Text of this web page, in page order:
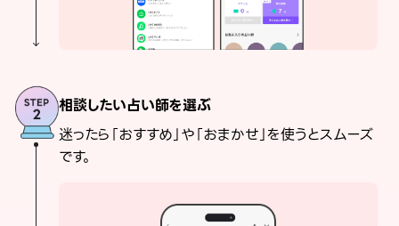
相談したい占い師を選ぶ
迷ったら「おすすめ」や「おまかせ」を使うとスムーズ
です。